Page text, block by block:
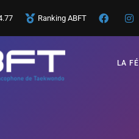
Ranking ABFT
LA